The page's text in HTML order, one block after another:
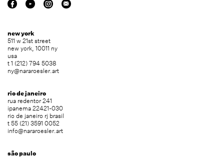
new york
511 w 21st street
new york, 10011 ny
usa
t 1 (212) 794 5038
ny@nararoesler.art
rio de janeiro
rua redentor 241
ipanema 22421-030
rio de janeiro rj brasil
t 55 (21) 3591 0052
info@nararoesler.art
são paulo